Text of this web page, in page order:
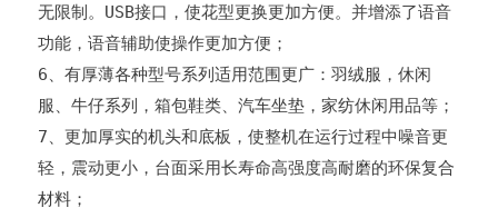
无限制。USB接口，使花型更换更加方便。并增添了语音
功能，语音辅助使操作更加方便；
6、有厚薄各种型号系列适用范围更广：羽绒服，休闲
服、牛仔系列，箱包鞋类、汽车坐垫，家纺休闲用品等；
7、更加厚实的机头和底板，使整机在运行过程中噪音更
轻，震动更小，台面采用长寿命高强度高耐磨的环保复合
材料；